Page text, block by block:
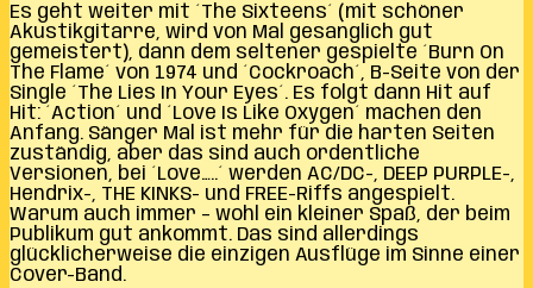
Es geht weiter mit ´The Sixteens´ (mit schöner
Akustikgitarre, wird von Mal gesanglich gut
gemeistert), dann dem seltener gespielte ´Burn On
The Flame´ von 1974 und ´Cockroach´, B-Seite von der
Single ´The Lies In Your Eyes´. Es folgt dann Hit auf
Hit: ´Action´ und ´Love Is Like Oxygen´ machen den
Anfang. Sänger Mal ist mehr für die harten Seiten
zuständig, aber das sind auch ordentliche
Versionen, bei ´Love…..´ werden AC/DC-, DEEP PURPLE-,
Hendrix-, THE KINKS- und FREE-Riffs angespielt.
Warum auch immer – wohl ein kleiner Spaß, der beim
Publikum gut ankommt. Das sind allerdings
glücklicherweise die einzigen Ausflüge im Sinne einer
Cover-Band.